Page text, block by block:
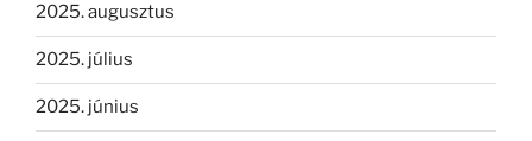
2025. augusztus
2025. július
2025. június